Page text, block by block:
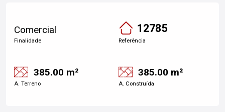
Comercial
Finalidade
12785
Referência
385.00 m²
A. Terreno
385.00 m²
A. Construída